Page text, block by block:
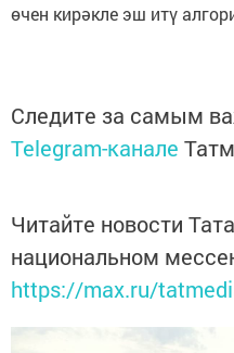
өчен кирәкле эш итү
Следите за самым
Telegram-канале
Читайте новости
национальном
https://max.ru/